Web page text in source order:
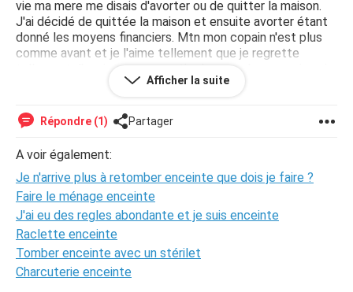
vie ma mere me disais d'avorter ou de quitter la maison.
J'ai décidé de quittée la maison et ensuite avorter étant
donné les moyens financiers. Mtn mon copain n'est plus
comme avant et je l'aime tellement que je regrette
tellement d'avoir tuer une partie de nous deux , car je suis
seule. J'aimerais retomberenceintemais je n'y arrive plus.
et apres j'ai fais une grosse dépression et j'ai avalé la
pillule entière ce qui fais que j'ai eu 3 fois mes règles et
mtn j'ai arêter de la prendre mais je ne fais pas l'amour
très rare mais j'aimerais retomber enceinte que faire ?
Afficher la suite
Répondre (1) Partager
A voir également:
Je n'arrive plus à retomber enceinte que dois je faire ?
Faire le ménage enceinte
J'ai eu des regles abondante et je suis enceinte
Raclette enceinte
Tomber enceinte avec un stérilet
Charcuterie enceinte